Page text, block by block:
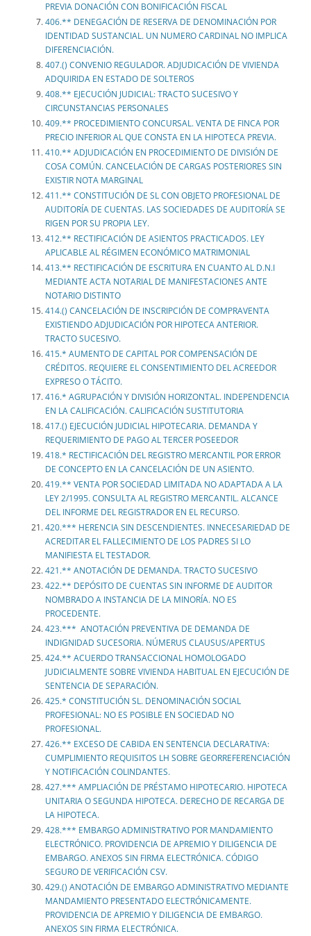
PREVIA DONACIÓN CON BONIFICACIÓN FISCAL
406.** DENEGACIÓN DE RESERVA DE DENOMINACIÓN POR
IDENTIDAD SUSTANCIAL. UN NUMERO CARDINAL NO IMPLICA
DIFERENCIACIÓN.
407.() CONVENIO REGULADOR. ADJUDICACIÓN DE VIVIENDA
ADQUIRIDA EN ESTADO DE SOLTEROS
408.** EJECUCIÓN JUDICIAL: TRACTO SUCESIVO Y
CIRCUNSTANCIAS PERSONALES
409.** PROCEDIMIENTO CONCURSAL. VENTA DE FINCA POR
PRECIO INFERIOR AL QUE CONSTA EN LA HIPOTECA PREVIA.
410.** ADJUDICACIÓN EN PROCEDIMIENTO DE DIVISIÓN DE
COSA COMÚN. CANCELACIÓN DE CARGAS POSTERIORES SIN
EXISTIR NOTA MARGINAL
411.** CONSTITUCIÓN DE SL CON OBJETO PROFESIONAL DE
AUDITORÍA DE CUENTAS. LAS SOCIEDADES DE AUDITORÍA SE
RIGEN POR SU PROPIA LEY.
412.** RECTIFICACIÓN DE ASIENTOS PRACTICADOS. LEY
APLICABLE AL RÉGIMEN ECONÓMICO MATRIMONIAL
413.** RECTIFICACIÓN DE ESCRITURA EN CUANTO AL D.N.I
MEDIANTE ACTA NOTARIAL DE MANIFESTACIONES ANTE
NOTARIO DISTINTO
414.() CANCELACIÓN DE INSCRIPCIÓN DE COMPRAVENTA
EXISTIENDO ADJUDICACIÓN POR HIPOTECA ANTERIOR.
TRACTO SUCESIVO.
415.* AUMENTO DE CAPITAL POR COMPENSACIÓN DE
CRÉDITOS. REQUIERE EL CONSENTIMIENTO DEL ACREEDOR
EXPRESO O TÁCITO.
416.* AGRUPACIÓN Y DIVISIÓN HORIZONTAL. INDEPENDENCIA
EN LA CALIFICACIÓN. CALIFICACIÓN SUSTITUTORIA
417.() EJECUCIÓN JUDICIAL HIPOTECARIA. DEMANDA Y
REQUERIMIENTO DE PAGO AL TERCER POSEEDOR
418.* RECTIFICACIÓN DEL REGISTRO MERCANTIL POR ERROR
DE CONCEPTO EN LA CANCELACIÓN DE UN ASIENTO.
419.** VENTA POR SOCIEDAD LIMITADA NO ADAPTADA A LA
LEY 2/1995. CONSULTA AL REGISTRO MERCANTIL. ALCANCE
DEL INFORME DEL REGISTRADOR EN EL RECURSO.
420.*** HERENCIA SIN DESCENDIENTES. INNECESARIEDAD DE
ACREDITAR EL FALLECIMIENTO DE LOS PADRES SI LO
MANIFIESTA EL TESTADOR.
421.** ANOTACIÓN DE DEMANDA. TRACTO SUCESIVO
422.** DEPÓSITO DE CUENTAS SIN INFORME DE AUDITOR
NOMBRADO A INSTANCIA DE LA MINORÍA. NO ES
PROCEDENTE.
423.*** ANOTACIÓN PREVENTIVA DE DEMANDA DE
INDIGNIDAD SUCESORIA. NÚMERUS CLAUSUS/APERTUS
424.** ACUERDO TRANSACCIONAL HOMOLOGADO
JUDICIALMENTE SOBRE VIVIENDA HABITUAL EN EJECUCIÓN DE
SENTENCIA DE SEPARACIÓN.
425.* CONSTITUCIÓN SL. DENOMINACIÓN SOCIAL
PROFESIONAL: NO ES POSIBLE EN SOCIEDAD NO
PROFESIONAL.
426.** EXCESO DE CABIDA EN SENTENCIA DECLARATIVA:
CUMPLIMIENTO REQUISITOS LH SOBRE GEORREFERENCIACIÓN
Y NOTIFICACIÓN COLINDANTES.
427.*** AMPLIACIÓN DE PRÉSTAMO HIPOTECARIO. HIPOTECA
UNITARIA O SEGUNDA HIPOTECA. DERECHO DE RECARGA DE
LA HIPOTECA.
428.*** EMBARGO ADMINISTRATIVO POR MANDAMIENTO
ELECTRÓNICO. PROVIDENCIA DE APREMIO Y DILIGENCIA DE
EMBARGO. ANEXOS SIN FIRMA ELECTRÓNICA. CÓDIGO
SEGURO DE VERIFICACIÓN CSV.
429.() ANOTACIÓN DE EMBARGO ADMINISTRATIVO MEDIANTE
MANDAMIENTO PRESENTADO ELECTRÓNICAMENTE.
PROVIDENCIA DE APREMIO Y DILIGENCIA DE EMBARGO.
ANEXOS SIN FIRMA ELECTRÓNICA.